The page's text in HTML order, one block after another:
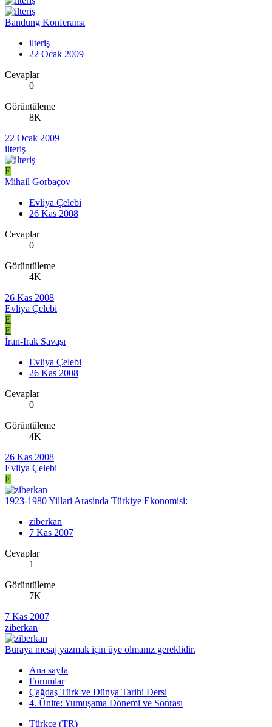
Bandung Konferansı
ilteriş
22 Ocak 2009
Cevaplar
0
Görüntüleme
8K
22 Ocak 2009
ilteriş
E
Mihail Gorbaçov
Evliya Çelebi
26 Kas 2008
Cevaplar
0
Görüntüleme
4K
26 Kas 2008
Evliya Çelebi
E
E
İran-Irak Savaşı
Evliya Çelebi
26 Kas 2008
Cevaplar
0
Görüntüleme
4K
26 Kas 2008
Evliya Çelebi
E
1923-1980 Yillari Arasinda Türkiye Ekonomisi:
ziberkan
7 Kas 2007
Cevaplar
1
Görüntüleme
7K
7 Kas 2007
ziberkan
Buraya mesaj yazmak için üye olmanız gereklidir.
Ana sayfa
Forumlar
Çağdaş Türk ve Dünya Tarihi Dersi
4. Ünite: Yumuşama Dönemi ve Sonrası
Türkçe (TR)